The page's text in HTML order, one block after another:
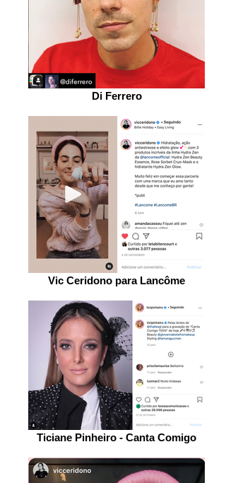
Di Ferrero
Vic Ceridono para Lancôme
Ticiane Pinheiro - Canta Comigo